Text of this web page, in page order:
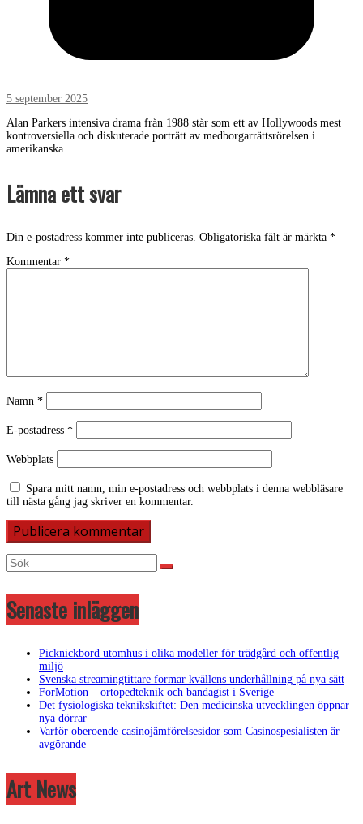
5 september 2025
Alan Parkers intensiva drama från 1988 står som ett av Hollywoods mest
kontroversiella och diskuterade porträtt av medborgarrättsrörelsen i
amerikanska
Lämna ett svar
Din e-postadress kommer inte publiceras. Obligatoriska fält är märkta *
Kommentar *
Namn *
E-postadress *
Webbplats
Spara mitt namn, min e-postadress och webbplats i denna webbläsare
till nästa gång jag skriver en kommentar.
Senaste inläggen
Picknickbord utomhus i olika modeller för trädgård och offentlig
miljö
Svenska streamingtittare formar kvällens underhållning på nya sätt
ForMotion – ortopedteknik och bandagist i Sverige
Det fysiologiska teknikskiftet: Den medicinska utvecklingen öppnar
nya dörrar
Varför oberoende casinojämförelsesidor som Casinospesialisten är
avgörande
Art News